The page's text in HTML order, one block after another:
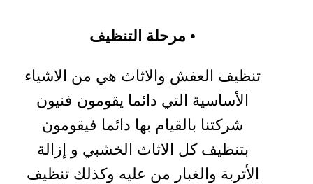
• مرحلة التنظيف
تنظيف العفش والاثاث هي من الاشياء
الأساسية التي دائما يقومون فنيون
شركتنا بالقيام بها دائما فيقومون
بتنظيف كل الاثاث الخشبي و إزالة
الأتربة والغبار من عليه وكذلك تنظيف